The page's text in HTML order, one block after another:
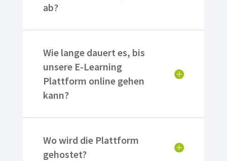
ab?
Wie lange dauert es, bis
unsere E-Learning
Plattform online gehen
kann?
Wo wird die Plattform
gehostet?